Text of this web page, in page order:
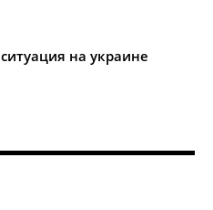
ситуация на украине